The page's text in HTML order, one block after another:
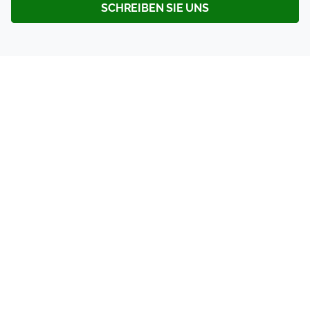
SCHREIBEN SIE UNS